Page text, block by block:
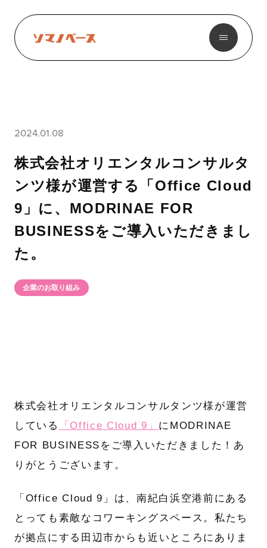
2024.01.08
株式会社オリエンタルコンサルタ
ンツ様が運営する「Office Cloud
9」に、MODRINAE FOR
BUSINESSをご導入いただきまし
た。
企業のお取り組み
株式会社オリエンタルコンサルタンツ様が運営
している
「Office Cloud 9」 にMODRINAE
FOR BUSINESSをご導入いただきました！あ
りがとうございます。
「Office Cloud 9」は、南紀白浜空港前にある
とっても素敵なコワーキングスペース。私たち
が拠点にする田辺市からも近いところにありま